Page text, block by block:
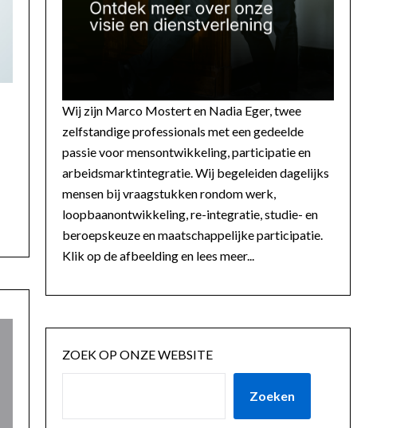
Wij zijn Marco Mostert en Nadia Eger, twee
zelfstandige professionals met een gedeelde
passie voor mensontwikkeling, participatie en
arbeidsmarktintegratie. Wij begeleiden dagelijks
mensen bij vraagstukken rondom werk,
loopbaanontwikkeling, re-integratie, studie- en
beroepskeuze en maatschappelijke participatie.
Klik op de afbeelding en lees meer...
ZOEK OP ONZE WEBSITE
Zoeken